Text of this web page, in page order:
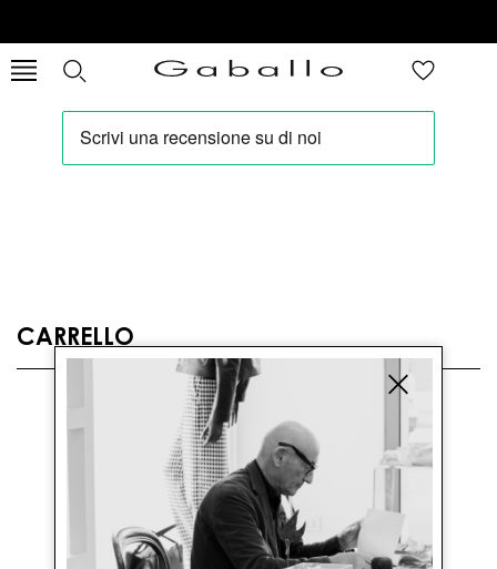
CARRELLO
Nessun articolo nel carrello.